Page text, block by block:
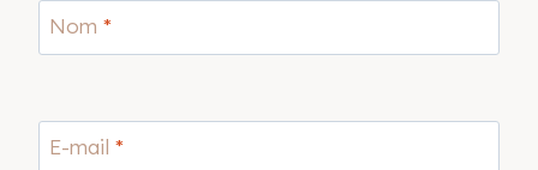
Nom *
E-mail *